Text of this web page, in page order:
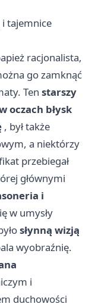
tajemnice
racjonalista,
go zamknąć
Ten starszy
oczach błysk
, był także
a niektórzy
przebiegał
głównymi
i
w umysły
słynną wizją
wyobraźnię.
i
duchowości